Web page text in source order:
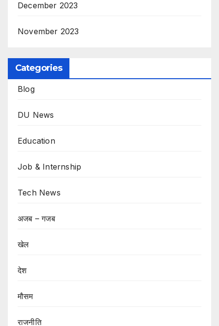
December 2023
November 2023
Categories
Blog
DU News
Education
Job & Internship
Tech News
अजब – गजब
खेल
देश
मौसम
राजनीति